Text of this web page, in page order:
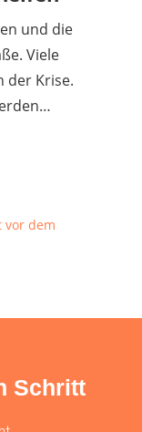
und die
Viele
der Krise.
vor dem
Schritt